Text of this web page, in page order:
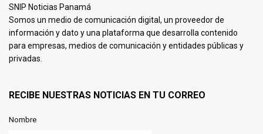
SNIP Noticias Panamá
Somos un medio de comunicación digital, un proveedor de
información y dato y una plataforma que desarrolla contenido
para empresas, medios de comunicación y entidades públicas y
privadas.
RECIBE NUESTRAS NOTICIAS EN TU CORREO
Nombre